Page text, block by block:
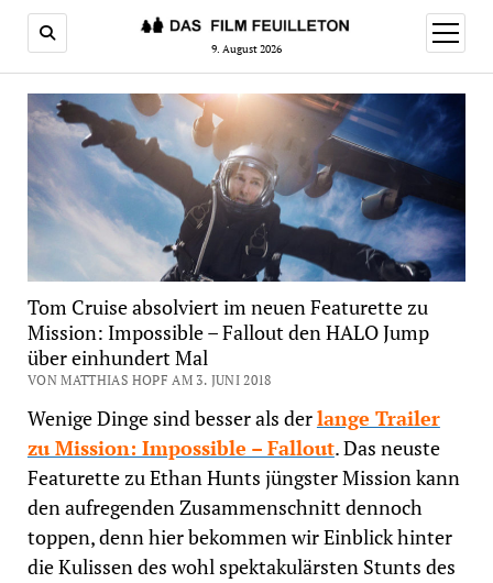
9. August 2026
Menü
öffnen
Tom Cruise absolviert im neuen Featurette zu
Mission: Impossible – Fallout den HALO Jump
über einhundert Mal
VON MATTHIAS HOPF AM 3. JUNI 2018
Wenige Dinge sind besser als derlange Trailer
zu Mission: Impossible – Fallout. Das neuste
Featurette zu Ethan Hunts jüngster Mission kann
den aufregenden Zusammenschnitt dennoch
toppen, denn hier bekommen wir Einblick hinter
die Kulissen des wohl spektakulärsten Stunts des